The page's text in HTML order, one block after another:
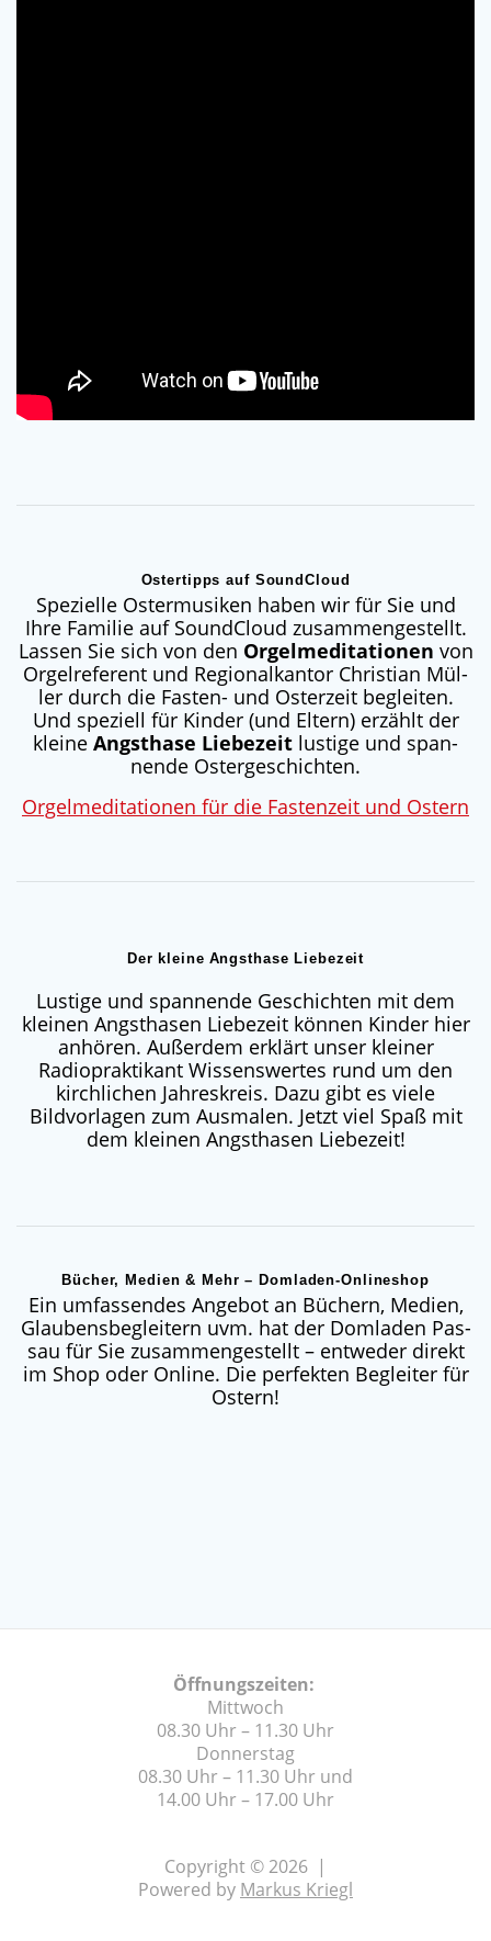
Ostertipps auf SoundCloud
Spe­zi­el­le Oster­mu­si­ken haben wir für Sie und
Ihre Fami­lie auf Sound­Cloud zusam­men­ge­stellt.
Las­sen Sie sich von den Orgel­m­edi­ta­tio­nen von
Orgel­re­fe­rent und Regio­nal­kan­tor Chris­ti­an Mül­
ler durch die Fas­ten- und Oster­zeit beglei­ten.
Und spe­zi­ell für Kin­der (und Eltern) erzählt der
klei­ne Angst­ha­se Lie­be­zeit lus­ti­ge und span­
nen­de Ostergeschichten.
Orgel­m­edi­ta­tio­nen für die Fas­ten­zeit und Ostern
Der kleine Angsthase Liebezeit
Lustige und spannende Geschichten mit dem
kleinen Angsthasen Liebezeit können Kinder hier
anhören. Außerdem erklärt unser kleiner
Radiopraktikant Wissenswertes rund um den
kirchlichen Jahreskreis. Dazu gibt es viele
Bildvorlagen zum Ausmalen. Jetzt viel Spaß mit
dem kleinen Angsthasen Liebezeit!
Bücher, Medien & Mehr – Domladen-Onlineshop
Ein umfas­sen­des Ange­bot an Büchern, Medi­en,
Glau­bens­be­glei­tern uvm. hat der Dom­la­den Pas­
sau für Sie zusam­men­ge­stellt – ent­we­der direkt
im Shop oder Online. Die per­fek­ten Beglei­ter für
Ostern!
Öffnungszeiten:
Mittwoch
08.30 Uhr – 11.30 Uhr
Donnerstag
08.30 Uhr – 11.30 Uhr und
14.00 Uhr – 17.00 Uhr
Copyright © 2026 |
Powered by Markus Kriegl